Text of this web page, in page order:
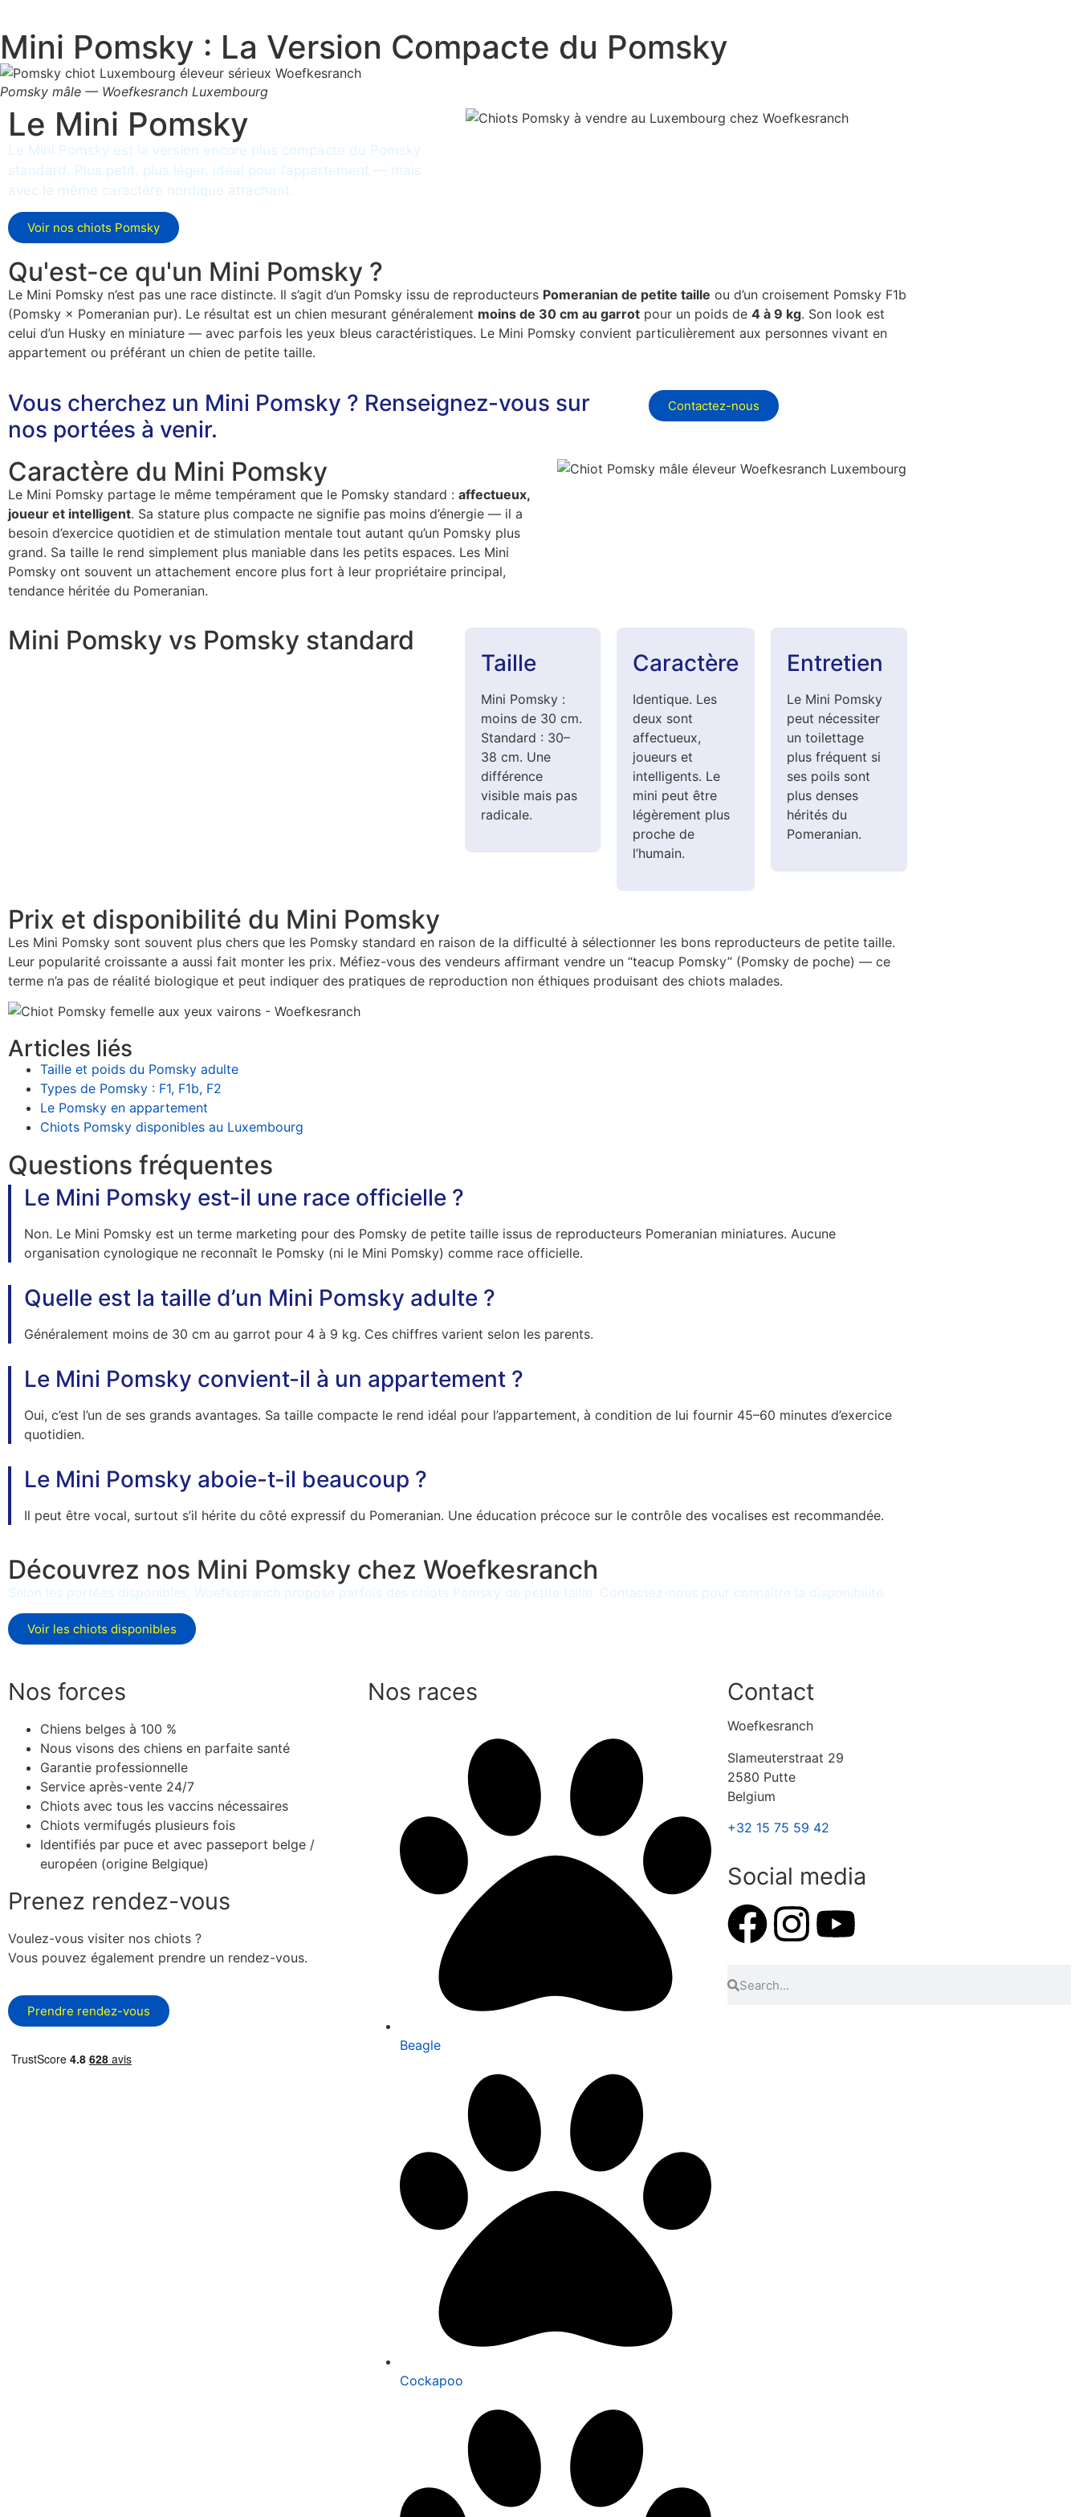
Mini Pomsky : La Version Compacte du Pomsky
Pomsky mâle — Woefkesranch Luxembourg
Le Mini Pomsky
Le Mini Pomsky est la version encore plus compacte du Pomsky
standard. Plus petit, plus léger, idéal pour l’appartement — mais
avec le même caractère nordique attachant.
Voir nos chiots Pomsky
Qu'est-ce qu'un Mini Pomsky ?
Le Mini Pomsky n’est pas une race distincte. Il s’agit d’un Pomsky issu de reproducteurs Pomeranian de petite taille ou d’un croisement Pomsky F1b
(Pomsky × Pomeranian pur). Le résultat est un chien mesurant généralement moins de 30 cm au garrot pour un poids de 4 à 9 kg. Son look est
celui d’un Husky en miniature — avec parfois les yeux bleus caractéristiques. Le Mini Pomsky convient particulièrement aux personnes vivant en
appartement ou préférant un chien de petite taille.
Vous cherchez un Mini Pomsky ? Renseignez-vous sur
nos portées à venir.
Contactez-nous
Caractère du Mini Pomsky
Le Mini Pomsky partage le même tempérament que le Pomsky standard : affectueux,
joueur et intelligent. Sa stature plus compacte ne signifie pas moins d’énergie — il a
besoin d’exercice quotidien et de stimulation mentale tout autant qu’un Pomsky plus
grand. Sa taille le rend simplement plus maniable dans les petits espaces. Les Mini
Pomsky ont souvent un attachement encore plus fort à leur propriétaire principal,
tendance héritée du Pomeranian.
Mini Pomsky vs Pomsky standard
Taille
Mini Pomsky :
moins de 30 cm.
Standard : 30–
38 cm. Une
différence
visible mais pas
radicale.
Caractère
Identique. Les
deux sont
affectueux,
joueurs et
intelligents. Le
mini peut être
légèrement plus
proche de
l’humain.
Entretien
Le Mini Pomsky
peut nécessiter
un toilettage
plus fréquent si
ses poils sont
plus denses
hérités du
Pomeranian.
Prix et disponibilité du Mini Pomsky
Les Mini Pomsky sont souvent plus chers que les Pomsky standard en raison de la difficulté à sélectionner les bons reproducteurs de petite taille.
Leur popularité croissante a aussi fait monter les prix. Méfiez-vous des vendeurs affirmant vendre un “teacup Pomsky” (Pomsky de poche) — ce
terme n’a pas de réalité biologique et peut indiquer des pratiques de reproduction non éthiques produisant des chiots malades.
Articles liés
Taille et poids du Pomsky adulte
Types de Pomsky : F1, F1b, F2
Le Pomsky en appartement
Chiots Pomsky disponibles au Luxembourg
Questions fréquentes
Le Mini Pomsky est-il une race officielle ?
Non. Le Mini Pomsky est un terme marketing pour des Pomsky de petite taille issus de reproducteurs Pomeranian miniatures. Aucune
organisation cynologique ne reconnaît le Pomsky (ni le Mini Pomsky) comme race officielle.
Quelle est la taille d’un Mini Pomsky adulte ?
Généralement moins de 30 cm au garrot pour 4 à 9 kg. Ces chiffres varient selon les parents.
Le Mini Pomsky convient-il à un appartement ?
Oui, c’est l’un de ses grands avantages. Sa taille compacte le rend idéal pour l’appartement, à condition de lui fournir 45–60 minutes d’exercice
quotidien.
Le Mini Pomsky aboie-t-il beaucoup ?
Il peut être vocal, surtout s’il hérite du côté expressif du Pomeranian. Une éducation précoce sur le contrôle des vocalises est recommandée.
Découvrez nos Mini Pomsky chez Woefkesranch
Selon les portées disponibles, Woefkesranch propose parfois des chiots Pomsky de petite taille. Contactez-nous pour connaître la disponibilité.
Voir les chiots disponibles
Nos forces
Chiens belges à 100 %
Nous visons des chiens en parfaite santé
Garantie professionnelle
Service après-vente 24/7
Chiots avec tous les vaccins nécessaires
Chiots vermifugés plusieurs fois
Identifiés par puce et avec passeport belge /
européen (origine Belgique)
Prenez rendez-vous
Voulez-vous visiter nos chiots ?
Vous pouvez également prendre un rendez-vous.
Prendre rendez-vous
Nos races
Beagle
Cockapoo
Contact
Woefkesranch
Slameuterstraat 29
2580 Putte
Belgium
+32 15 75 59 42
Social media